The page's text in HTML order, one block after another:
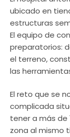
ubicado en
estructuras
El equipo de
preparatorios:
el terreno,
las
El reto que se
complicada
tener a más de
zona al mismo